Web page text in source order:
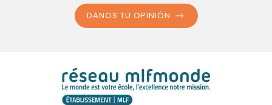
DANOS TU OPINIÓN